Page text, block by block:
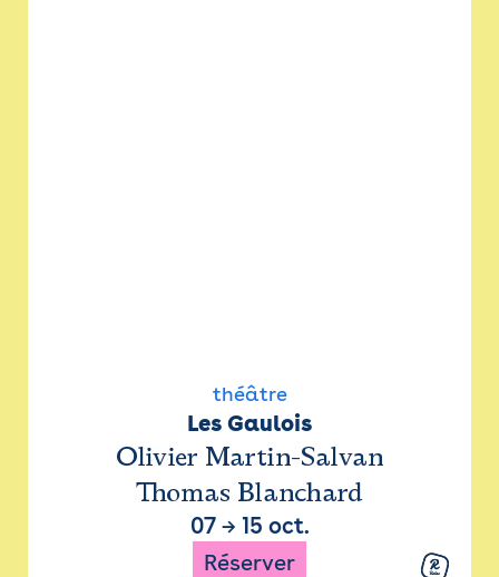
théâtre
Les Gaulois
Olivier Martin-Salvan
Thomas Blanchard
07→ 15 oct.
Réserver